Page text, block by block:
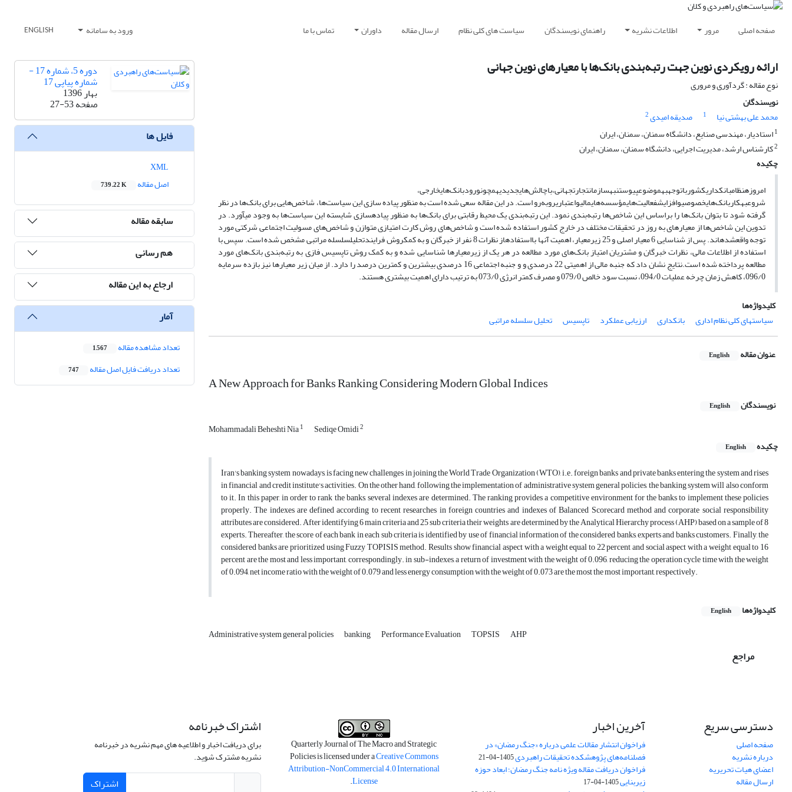
صفحه اصلی مرور اطلاعات نشریه راهنمای نویسندگان سیاست های کلی نظام ارسال مقاله داوران تماس با ما ورود به سامانه ENGLISH
ارائه رویکردی نوین جهت رتبه‌بندی بانک‌ها با معیارهای نوین جهانی
نوع مقاله : گردآوری و مروری
نویسندگان
محمد علی بهشتی نیا
1 صدیقه امیدی2
1استادیار، مهندسی صنایع، دانشگاه سمنان، سمنان، ایران
2کارشناس ارشد، مدیریت اجرایی، دانشگاه سمنان، سمنان، ایران
چکیده
امروزهنظامبانکداریکشورباتوجهبهموضوعپیوستنبهسازمانتجارتجهانی،باچالش‌هایجدیدیهمچونورودبانک‌هایخارجی،
شروعبهکاربانک‌هایخصوصیوافزایشفعالیت‌هایمؤسسه‌هایمالیواعتباریروبه‌رو است.در این مقاله سعی شده است به منظور پیاده سازی این سیاست‌ها، شاخص‌هایی برای بانک‌ها در نظر
گرفته شود تا بتوان بانک‌ها را براساس این شاخص‌ها رتبه‌بندی نمود. این رتبه‌بندی یک محیط رقابتی برای بانک‌ها به منظور پیاده­سازی شایسته این سیاست‌ها به وجود می­آورد. در
تدوین این شاخص‌ها از معیارهای به روز در تحقیقات مختلف در خارج کشور استفاده شده است و شاخص‌های روش کارت امتیازی متوازن و شاخص‌های مسولیت اجتماعی شرکتی مورد
توجه واقعشدهاند. پس از شناسایی 6 معیار اصلی و 25 زیرمعیار، اهمیت آنها با استفادهاز نظرات 8 نفر از خبرگان و به کمک روش فرایندتحلیلسلسله مراتبی مشخص شده است. سپس با
استفاده از اطلاعات مالی، نظرات خبرگان و مشتریان امتیاز بانک‌های مورد مطالعه در هر یک از زیرمعیارها شناسایی شده و به کمک روش تاپسیس فازی به رتبه‌بندی بانک‌های مورد
مطالعه پرداخته شده است. نتایج نشان داد که جنبه مالی از اهمیتی 22 درصدی و و جنبه اجتماعی 16 درصدی بیشترین و کمترین درصد را دارد. از میان زیر معیارها نیز بازده سرمایه
096/0، کاهش زمان چرخه عملیات 094/0، نسبت سود خالص 079/0 و مصرف کمتر انرژی 073/0 به ترتیب دارای اهمیت بیشتری هستند.
کلیدواژه‌ها
سیاستهای کلی نظام اداری
بانکداری ارزیابی عملکرد تاپسیس تحلیل سلسله مراتبی
عنوان مقاله English
A New Approach for Banks Ranking Considering Modern Global Indices
نویسندگان English
Mohammadali Beheshti Nia1 Sediqe Omidi2
چکیده English
Iran's banking system nowadays, is facing new challenges in joining the World Trade Organization (WTO), i.e. foreign banks and private banks entering the system and rises
in financial and credit institute's activities. On the other hand, following the implementation of administrative system general policies, the banking system will also conform
to it. In this paper, in order to rank the banks, several indexes are determined. The ranking provides a competitive environment for the banks to implement these policies
properly. The indexes are defined according to recent researches in foreign countries and indexes of Balanced Scorecard method and corporate social responsibility
attributes are considered. After identifying 6 main criteria and 25 sub criteria their weights are determined by the Analytical Hierarchy process (AHP) based on a sample of 8
experts. Thereafter, the score of each bank in each sub criteria is identified by use of financial information of the considered banks, experts and banks customers. Finally, the
considered banks are prioritized using Fuzzy TOPISIS method. Results show financial aspect with a weight equal to 22 percent and social aspect with a weight equal to 16
percent are the most and less important, correspondingly. in sub-indexes, a return of investment with the weight of 0.096, reducing the operation cycle time with the weight
of 0.094, net income ratio with the weight of 0.079 and less energy consumption with the weight of 0.073 are the most the most important, respectively.
کلیدواژه‌ها English
Administrative system general policies banking Performance Evaluation TOPSIS AHP
مراجع
دوره 5، شماره 17 -
شماره پیاپی 17
بهار 1396
صفحه27-53
فایل ها
اصل مقاله
739.22 K
سابقه مقاله
هم رسانی
ارجاع به این مقاله
آمار
تعداد مشاهده مقاله 1,567
تعداد دریافت فایل اصل مقاله 747
دسترسی سریع
صفحه اصلی
درباره نشریه
اعضای هیات تحریریه
ارسال مقاله
آخرین اخبار
فراخوان انتشار مقالات علمی درباره «جنگ رمضان» در
فصلنامه‌های پژوهشکده تحقیقات راهبردی1405-04-21
فراخوان دریافت مقاله ویژه نامه جنگ رمضان؛ ابعاد حوزه
زیربنایی1405-04-17
Quarterly Journal of The Macro and Strategic
Policies is licensed under aCreative Commons
Attribution-NonCommercial 4.0 International
License
.
اشتراک خبرنامه
برای دریافت اخبار و اطلاعیه های مهم نشریه در خبرنامه
نشریه مشترک شوید.
اشتراک